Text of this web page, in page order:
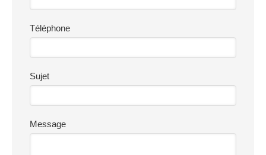
Téléphone
Sujet
Message